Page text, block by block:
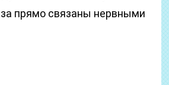
прямо связаны нервными